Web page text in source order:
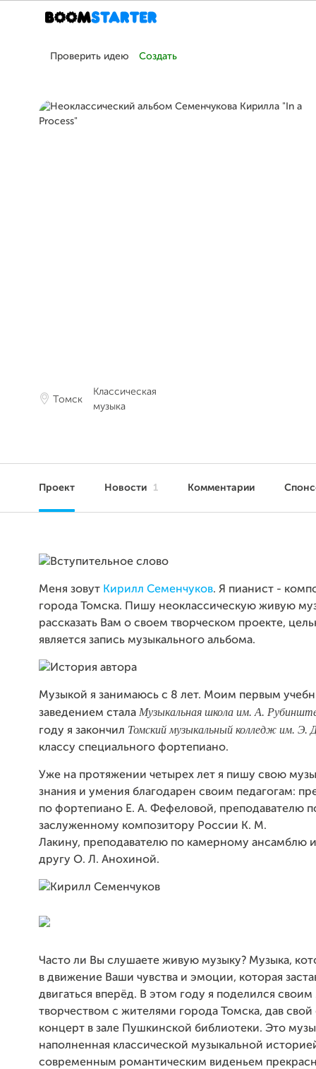
Проверить идею Создать
Томск
Классическая
музыка
Проект Новости 1 Комментарии
Меня зовут Кирилл Семенчуков. Я пианист -
города Томска. Пишу неоклассическую живую
рассказать Вам о своем творческом проекте,
является запись музыкального альбома.
Музыкой я занимаюсь с 8 лет. Моим первым
заведением стала Музыкальная школа им. А.
году я закончил Томский музыкальный колледж им. Э.
классу специального фортепиано.
Уже на протяжении четырех лет я пишу свою
знания и умения благодарен своим педагогам:
по фортепиано Е. А. Фефеловой, преподавателю
заслуженному композитору России К. М.
Лакину, преподавателю по камерному ансамблю
другу О. Л. Анохиной.
Часто ли Вы слушаете живую музыку? Музыка,
в движение Ваши чувства и эмоции, которая
двигаться вперёд. В этом году я поделился
творчеством с жителями города Томска, дав
концерт в зале Пушкинской библиотеки. Это
наполненная классической музыкальной
современным романтическим виденьем